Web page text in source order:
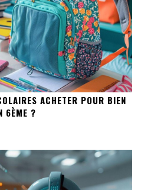
ACHETER POUR BIEN
6ÈME ?